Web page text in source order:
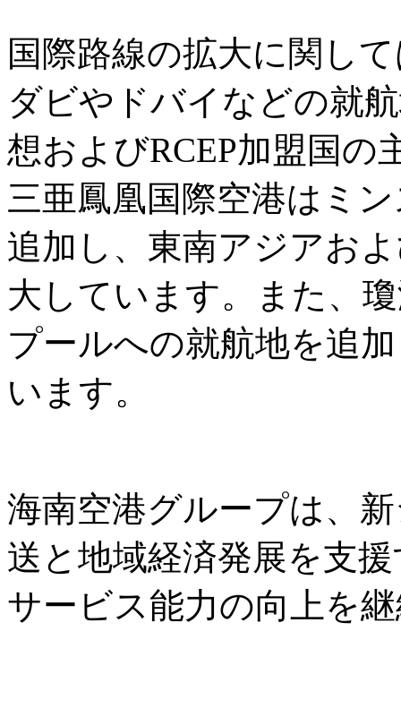
国際路線の拡大に関し
ダビやドバイなどの就
想およびRCEP加盟国の
三亜鳳凰国際空港はミ
追加し、東南アジアお
大しています。また、
プールへの就航地を追
います。
海南空港グループは、
送と地域経済発展を支
サービス能力の向上を